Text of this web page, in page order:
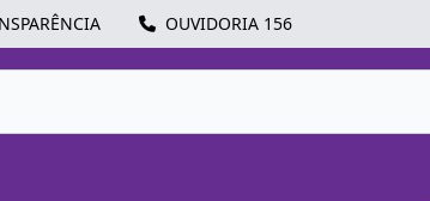
OUVIDORIA 156